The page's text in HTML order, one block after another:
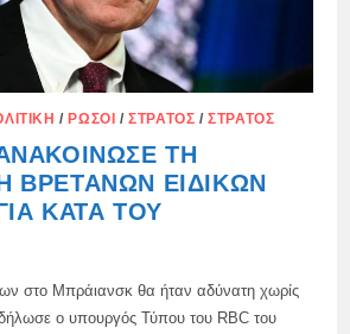
/ΡΏΣΟΙ /ΣΤΡΑΤΌΣ /ΣΤΡΑΤΌΣ
ΤΗ
ΒΡΕΤΑΝΏΝ ΕΙΔΙΚΏΝ
ΚΑΤΆ ΤΟΥ
στο Μπράιανσκ θα ήταν αδύνατη χωρίς
δήλωσε ο υπουργός Τύπου του RBC του